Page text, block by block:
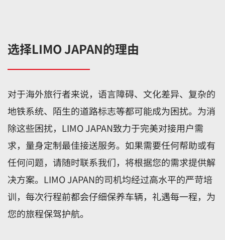
选择LIMO JAPAN的理由
对于海外旅行者来说，语言障碍、文化差异、复杂的
地铁系统、陌生的道路标志等都可能成为困扰。为消
除这些困扰，LIMO JAPAN致力于完美对接用户需
求，量身定制最佳接送服务。如果需要任何帮助或有
任何问题，请随时联系我们，将根据您的需求提供解
决方案。LIMO JAPAN的司机均经过高水平的严苛培
训，每次行程前都会仔细保养车辆，礼遇每一程，为
您的旅程保驾护航。